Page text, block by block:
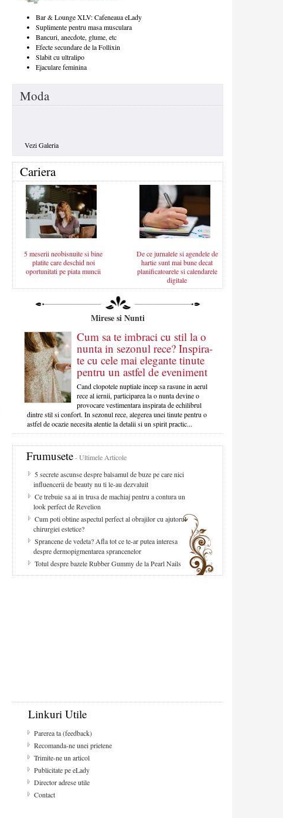
Bar & Lounge XLV: Cafeneaua eLady
Suplimente pentru masa musculara
Bancuri, anecdote, glume, etc
Efecte secundare de la Follixin
Slabit cu ultralipo
Ejaculare feminina
Moda
Vezi Galeria
Cariera
5 meserii neobisnuite si bine
platite care deschid noi
oportunitati pe piata muncii
De ce jurnalele si agendele de
hartie sunt mai bune decat
planificatoarele si calendarele
digitale
Mirese si Nunti
Cum sa te imbraci cu stil la o
nunta in sezonul rece? Inspira-
te cu cele mai elegante tinute
pentru un astfel de eveniment
Cand clopotele nuptiale incep sa rasune in aerul
rece al iernii, participarea la o nunta devine o
provocare vestimentara inspirata de echilibrul
dintre stil si confort. In sezonul rece, alegerea unei tinute pentru o
astfel de ocazie necesita atentie la detalii si un spirit practic...
Frumusete- Ultimele Articole
5 secrete ascunse despre balsamul de buze pe care nici
influencerii de beauty nu ti le-au dezvaluit
Ce trebuie sa ai in trusa de machiaj pentru a contura un
look perfect de Revelion
Cum poti obtine aspectul perfect al obrajilor cu ajutorul
chirurgiei estetice?
Sprancene de vedeta? Afla tot ce te-ar putea interesa
despre dermopigmentarea sprancenelor
Totul despre bazele Rubber Gummy de la Pearl Nails
Linkuri Utile
Parerea ta (feedback)
Recomanda-ne unei prietene
Trimite-ne un articol
Publicitate pe eLady
Director adrese utile
Contact